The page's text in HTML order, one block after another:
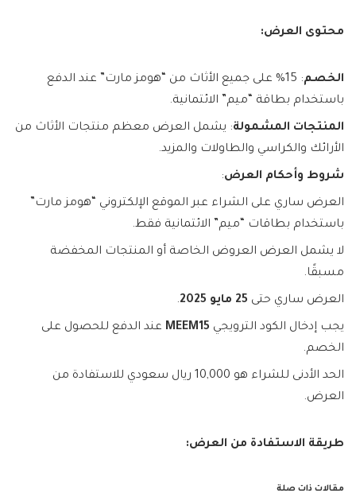
محتوى العرض:
الخصم
: 15% على جميع الأثاث من “هومز مارت” عند الدفع
باستخدام بطاقة “ميم” الائتمانية.
المنتجات المشمولة: يشمل العرض معظم منتجات الأثاث من
الأرائك والكراسي والطاولات والمزيد.
شروط وأحكام العرض:
العرض ساري على الشراء عبر الموقع الإلكتروني “هومز مارت”
باستخدام بطاقات “ميم” الائتمانية فقط.
لا يشمل العرض العروض الخاصة أو المنتجات المخفضة
مسبقًا.
العرض ساري حتى 25 مايو 2025 .
يجب إدخال الكود الترويجي MEEM15 عند الدفع للحصول على
الخصم.
الحد الأدنى للشراء هو 10,000 ريال سعودي للاستفادة من
العرض.
طريقة الاستفادة من العرض:
مقالات ذات صلة